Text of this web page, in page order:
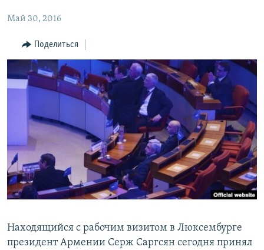
основной
Перейти
поиску
ЭКОНОМИКА
РЕГИОН
НАГОРНЫЙ КАРАБАХ
КУЛЬТУРА
Հայերեն
English
Все сайты Радио Азатутюн
Май 30, 2016
Поделиться
Находящийся с рабочим визитом в Люксембурге
президент Армении Серж Саргсян сегодня принял